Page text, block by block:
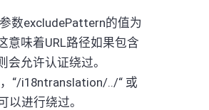
数excludePattern的值为
意味着URL路径如果包含
允许认证绕过。
“/i18ntranslation/../“ 或
以进行绕过。